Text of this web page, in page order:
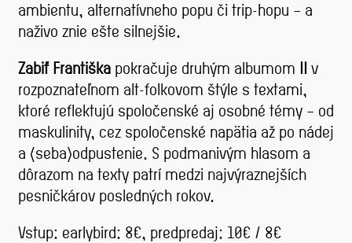
ambientu, alternatívneho popu či trip-hopu – a
naživo znie ešte silnejšie.
Zabiť Františka pokračuje druhým albumom
v
rozpoznateľnom alt-folkovom štýle s textami,
ktoré reflektujú spoločenské aj osobné témy – od
maskulinity, cez spoločenské napätia až po nádej
a (seba)odpustenie. S podmanivým hlasom a
dôrazom na texty patrí medzi najvýraznejších
pesničkárov posledných rokov.
Vstup: earlybird: 8€, predpredaj: 10€ / 8€